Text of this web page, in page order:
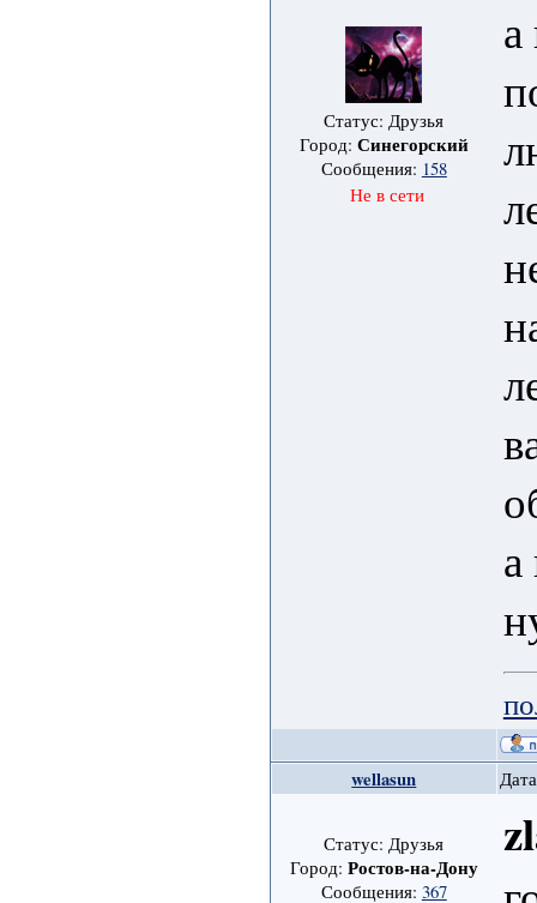
Статус: Друзья
Город: Синегорский
Сообщения: 158
Не в сети
а
wellasun
Статус: Друзья
Город: Ростов-на-Дону
Сообщения: 367